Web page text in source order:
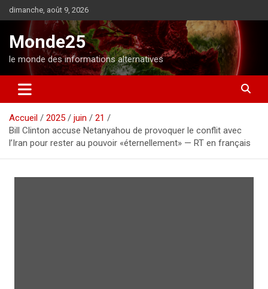
l
o
n
dimanche, août 9, 2026
Monde25
le monde des informations alternatives
Accueil 2025 juin
21
Bill Clinton accuse Netanyahou de provoquer le conflit avec
l’Iran pour rester au pouvoir «éternellement» — RT en français